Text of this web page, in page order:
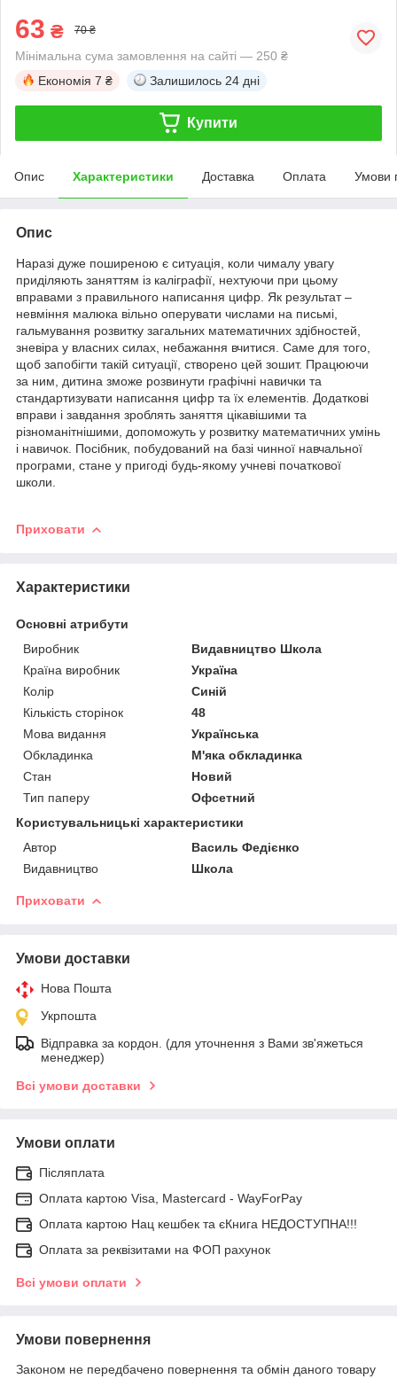
63 ₴ 70 ₴
Мінімальна сума замовлення на сайті — 250 ₴
Економія 7 ₴ Залишилось 24 дні
Купити
Опис Характеристики Доставка Оплата Умови
Опис
Наразі дуже поширеною є ситуація, коли чималу увагу
приділяють заняттям із каліграфії, нехтуючи при цьому
вправами з правильного написання цифр. Як результат –
невміння малюка вільно оперувати числами на письмі,
гальмування розвитку загальних математичних здібностей,
зневіра у власних силах, небажання вчитися. Саме для того,
щоб запобігти такій ситуації, створено цей зошит. Працюючи
за ним, дитина зможе розвинути графічні навички та
стандартизувати написання цифр та їх елементів. Додаткові
вправи і завдання зроблять заняття цікавішими та
різноманітнішими, допоможуть у розвитку математичних умінь
і навичок. Посібник, побудований на базі чинної навчальної
програми, стане у пригоді будь-якому учневі початкової
школи.
Приховати
Характеристики
Основні атрибути
Виробник
Видавництво Школа
Країна виробник
Україна
Колір
Синій
Кількість сторінок
48
Мова видання
Українська
Обкладинка
М'яка обкладинка
Стан
Новий
Тип паперу
Офсетний
Користувальницькі характеристики
Автор
Василь Федієнко
Видавництво
Школа
Приховати
Умови доставки
Нова Пошта
Укрпошта
Відправка за кордон. (для уточнення з Вами зв'яжеться
менеджер)
Всі умови доставки
Умови оплати
Післяплата
Оплата картою Visa, Mastercard - WayForPay
Оплата картою Нац кешбек та єКнига НЕДОСТУПНА!!!
Оплата за реквізитами на ФОП рахунок
Всі умови оплати
Умови повернення
Законом не передбачено повернення та обмін даного товару